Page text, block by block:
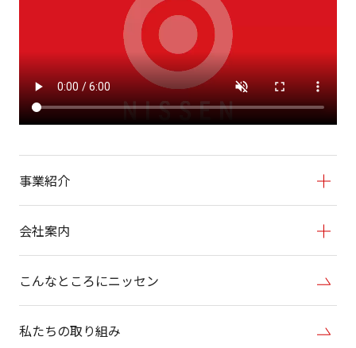
事業紹介
会社案内
こんなところにニッセン
私たちの取り組み